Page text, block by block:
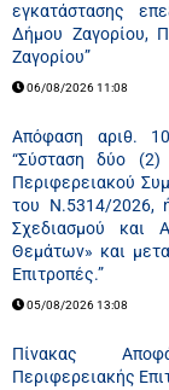
εγκατάστασης
Δήμου Ζαγορίου,
Ζαγορίου”
06/08/2026 11:08
Απόφαση αριθ.
“Σύσταση δύο (2)
Περιφερειακού
του Ν.5314/2026,
Σχεδιασμού και
Θεμάτων» και
Επιτροπές.”
05/08/2026 13:08
Πίνακας
Περιφερειακής